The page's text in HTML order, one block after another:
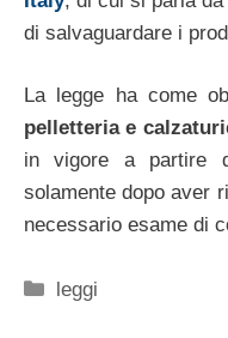
di salvaguardare i
La legge ha come
pelletteria e
in vigore a partire
solamente dopo aver
necessario esame di
Categorie
leggi